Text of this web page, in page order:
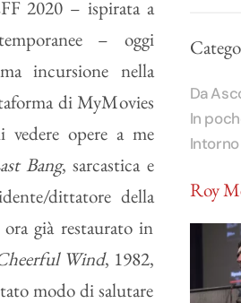
2020 – ispirata a
– oggi
incursione nella
di MyMovies
opere a me
Bang, sarcastica e
dittatore della
già restaurato in
Wind, 1982,
modo di salutare
Da
In
Intorno
Roy